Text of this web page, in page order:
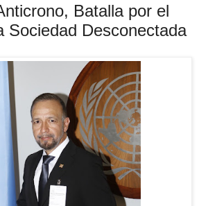
Batalla por el
Sociedad Desconectada